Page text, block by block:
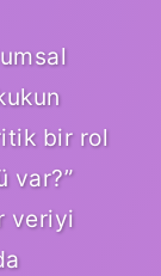
bir rol
var?”
veriyi